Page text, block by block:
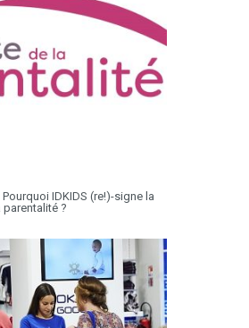
Pourquoi IDKIDS (re!)-signe la
parentalité ?